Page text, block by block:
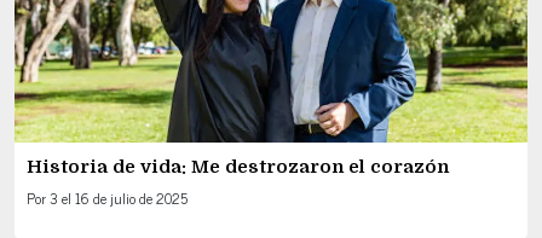
Historia de vida: Me destrozaron el corazón
Por3 el 16 de julio de 2025